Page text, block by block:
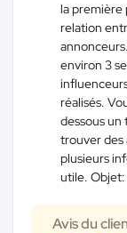
la première
relation
environ 3
réalisés.
dessous un
trouver
plusieurs
utile. Objet:
Avis du